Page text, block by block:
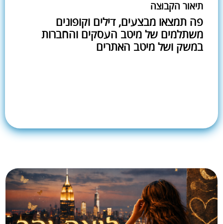
תיאור הקבוצה
פה תמצאו מבצעים, דילים וקופונים
משתלמים של מיטב העסקים והחברות
במשק ושל מיטב האתרים